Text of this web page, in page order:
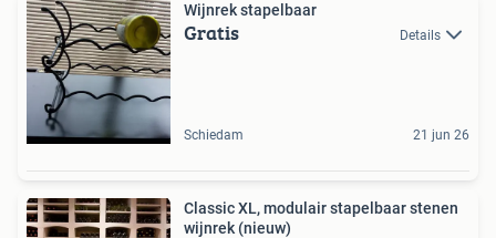
Wijnrek stapelbaar
Gratis Details
Schiedam 21 jun 26
Classic XL, modulair stapelbaar stenen
wijnrek (nieuw)